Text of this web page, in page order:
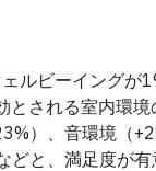
ルビーイング
される室内環
）、音環境（
どと、満足度が